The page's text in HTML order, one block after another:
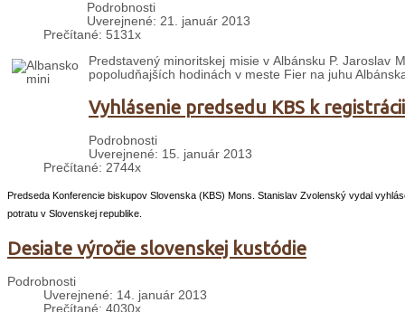
Podrobnosti
Uverejnené: 21. január 2013
Prečítané: 5131x
Predstavený minoritskej misie v Albánsku P.
popoludňajších hodinách v meste Fier na juhu
Vyhlásenie predsedu KBS k
Podrobnosti
Uverejnené: 15. január 2013
Prečítané: 2744x
Predseda Konferencie biskupov Slovenska (KBS) Mons. Stanislav Zvolenský vydal
potratu v Slovenskej republike.
Desiate výročie slovenskej kustódie
Podrobnosti
Uverejnené: 14. január 2013
Prečítané: 4030x